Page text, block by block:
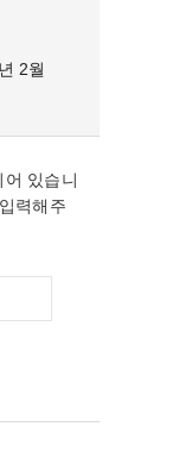
2월
있습니
력해주